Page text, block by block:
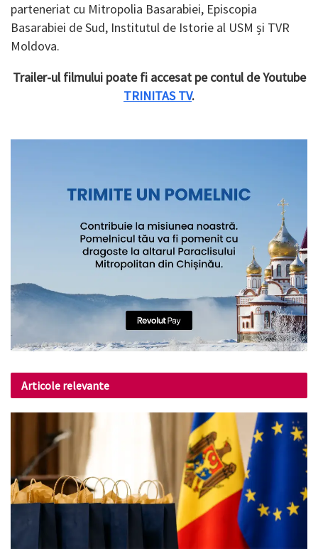
parteneriat cu Mitropolia Basarabiei, Episcopia
Basarabiei de Sud, Institutul de Istorie al USM și TVR
Moldova.
Trailer-ul filmului poate fi accesat pe contul de Youtube
TRINITAS TV.
Articole relevante